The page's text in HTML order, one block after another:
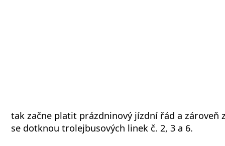
tak začne platit prázdninový jízdní řád a zároveň
se dotknou trolejbusových linek č. 2, 3 a 6.